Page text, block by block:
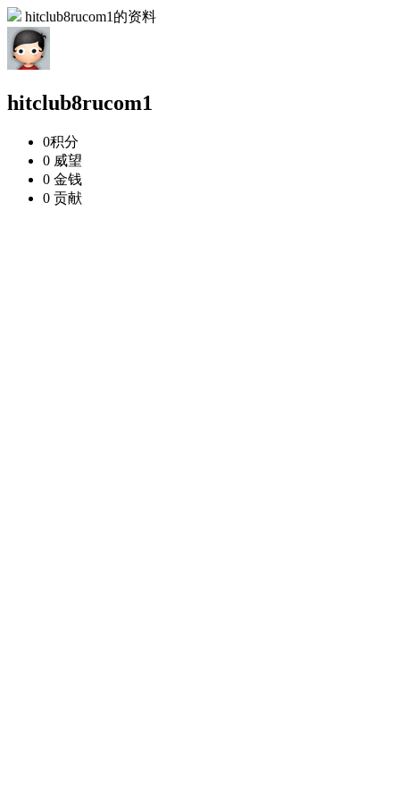
hitclub8rucom1的资料
hitclub8rucom1
0积分
0 威望
0 金钱
0 贡献